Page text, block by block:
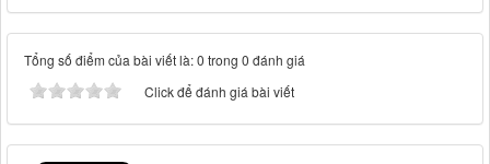
Tổng số điểm của bài viết là: 0 trong 0 đánh giá
Click để đánh giá bài viết